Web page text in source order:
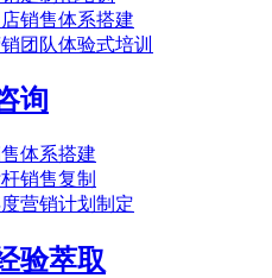
销售体系搭建
团队体验式培训
询
体系搭建
销售复制
营销计划制定
验萃取